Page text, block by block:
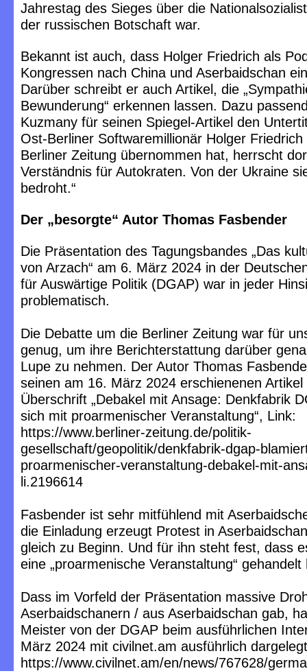
Jahrestag des Sieges über die
der russischen Botschaft war.
Bekannt ist auch, dass Holger Friedrich als
Kongressen nach China und Aserbaidschan
Darüber schreibt er auch Artikel, die
Bewunderung“ erkennen lassen. Dazu
Kuzmany für seinen Spiegel-Artikel den
Ost-Berliner Softwaremillionär Holger
Berliner Zeitung übernommen hat, herrscht
Verständnis für Autokraten. Von der Ukraine
bedroht.“
Der „besorgte“ Autor Thomas Fasbender
Die Präsentation des Tagungsbandes „Das
von Arzach“ am 6. März 2024 in der
für Auswärtige Politik (DGAP) war in jeder
problematisch.
Die Debatte um die Berliner Zeitung war für
genug, um ihre Berichterstattung darüber
Lupe zu nehmen. Der Autor Thomas
seinen am 16. März 2024 erschienenen Artikel
Überschrift „Debakel mit Ansage: Denkfabrik
sich mit proarmenischer Veranstaltung“, Link:
https://www.berliner-zeitung.de/politik-
gesellschaft/geopolitik/denkfabrik-dgap-
proarmenischer-veranstaltung-debakel-mit-
li.2196614
Fasbender ist sehr mitfühlend mit
die Einladung erzeugt Protest in
gleich zu Beginn. Und für ihn steht fest, dass
eine „proarmenische Veranstaltung“ gehandelt
Dass im Vorfeld der Präsentation massive
Aserbaidschanern / aus Aserbaidschan gab,
Meister von der DGAP beim ausführlichen
März 2024 mit civilnet.am ausführlich
https://www.civilnet.am/en/news/767628/